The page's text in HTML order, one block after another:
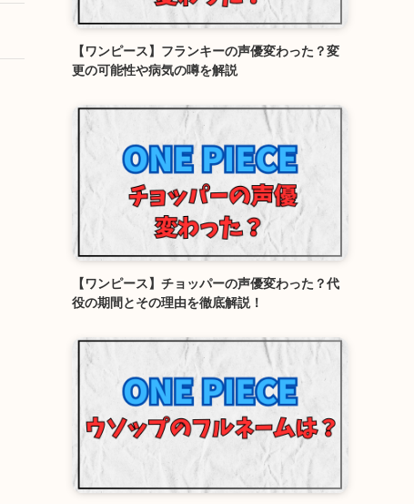
【ワンピース】フランキーの声優変わった？変
更の可能性や病気の噂を解説
【ワンピース】チョッパーの声優変わった？代
役の期間とその理由を徹底解説！